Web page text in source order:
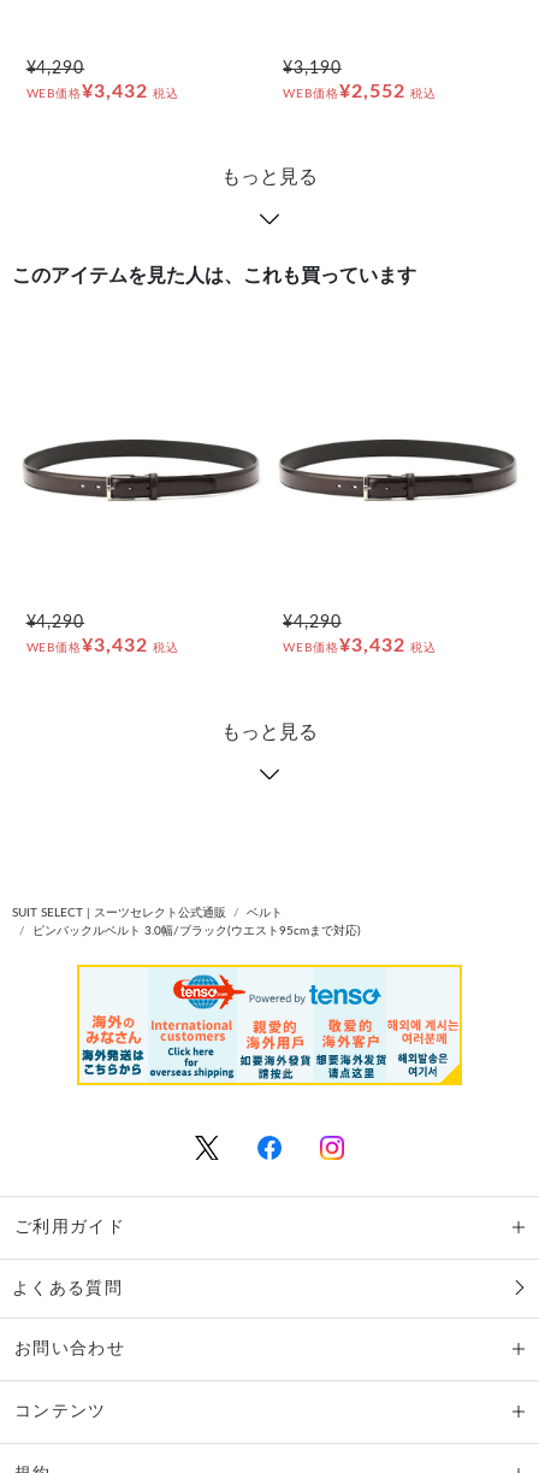
¥4,290
WEB価格¥3,432 税込
¥3,190
WEB価格¥2,552 税込
もっと見る
このアイテムを見た人は、これも買っています
¥4,290
WEB価格¥3,432 税込
¥4,290
WEB価格¥3,432 税込
もっと見る
SUIT SELECT | スーツセレクト公式通販
ベルト
ピンバックルベルト 3.0幅/ブラック(ウエスト95cmまで対応)
ご利用ガイド
よくある質問
お問い合わせ
コンテンツ